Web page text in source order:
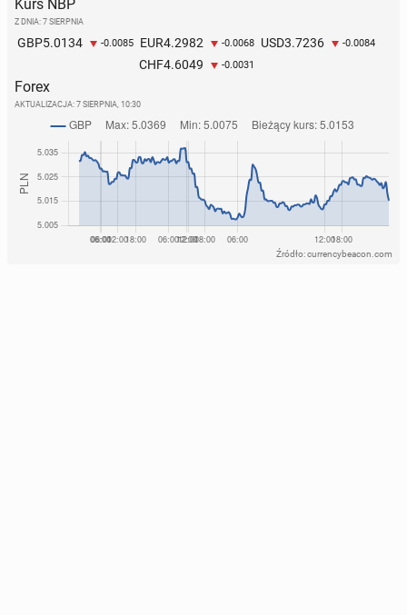
Kurs NBP
Z DNIA: 7 SIERPNIA
GBP5.0134 -0.0085 EUR4.2982 -0.0068 USD3.7236 -0.0084
CHF4.6049 -0.0031
Forex
AKTUALIZACJA: 7 SIERPNIA, 10:30
Źródło: currencybeacon.com